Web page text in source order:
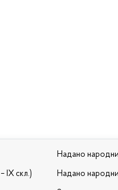
IX скл.)
Надано
Надано